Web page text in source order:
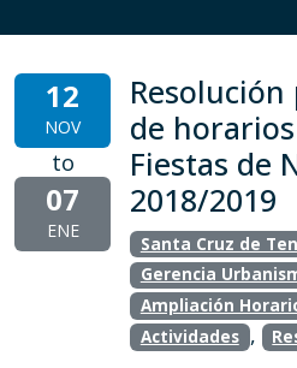
12
NOV
to
07
ENE
de
Fiestas de
2018/2019
Santa Cruz de
Gerencia
Ampliación
Actividades ,